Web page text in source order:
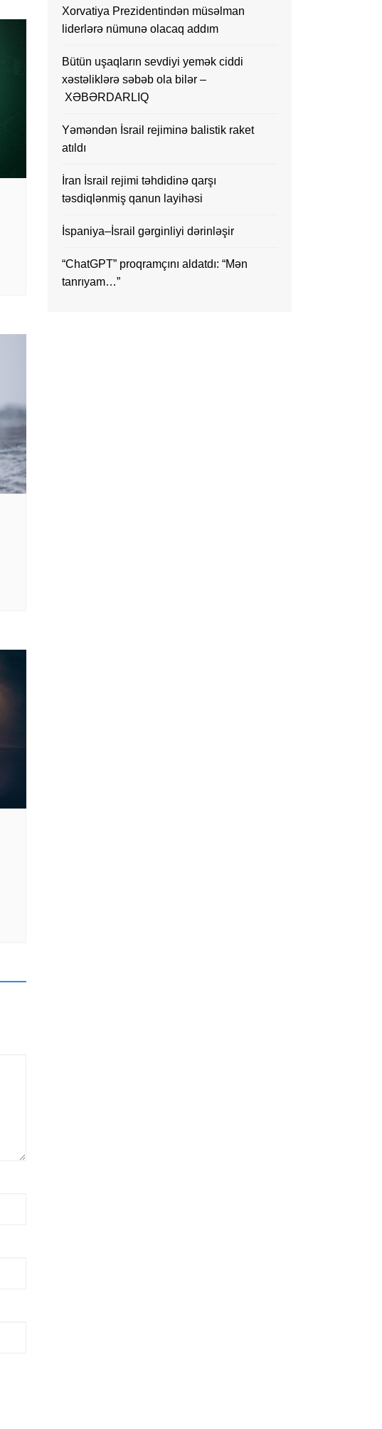
Xorvatiya Prezidentindən müsəlman
liderlərə nümunə olacaq addım
Bütün uşaqların sevdiyi yemək ciddi
xəstəliklərə səbəb ola bilər –
XƏBƏRDARLIQ
Yəməndən İsrail rejiminə balistik raket
atıldı
İran İsrail rejimi təhdidinə qarşı
təsdiqlənmiş qanun layihəsi
İspaniya–İsrail gərginliyi dərinləşir
“ChatGPT” proqramçını aldatdı: “Mən
tanrıyam…”